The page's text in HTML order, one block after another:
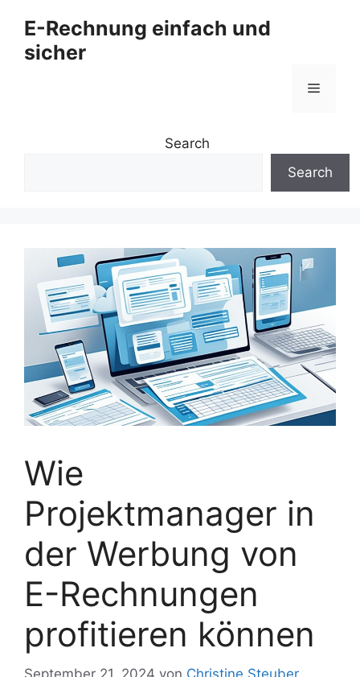
Inhalt
springen
E-Rechnung einfach und
sicher
Menü
Search
Search
Wie
Projektmanager in
der Werbung von
E-Rechnungen
profitieren können
September 21, 2024 von Christine Steuber